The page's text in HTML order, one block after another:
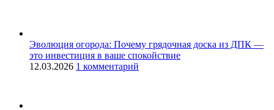
Эволюция огорода: Почему грядочная доска из ДПК —
это инвестиция в ваше спокойствие
12.03.2026 1 комментарий